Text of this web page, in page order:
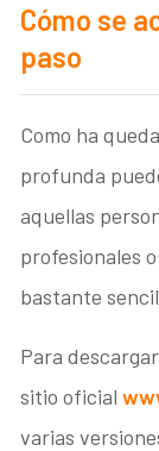
Cómo se
paso
Como ha
profunda
aquellas
profesionales
bastante
Para
sitio oficial
varias